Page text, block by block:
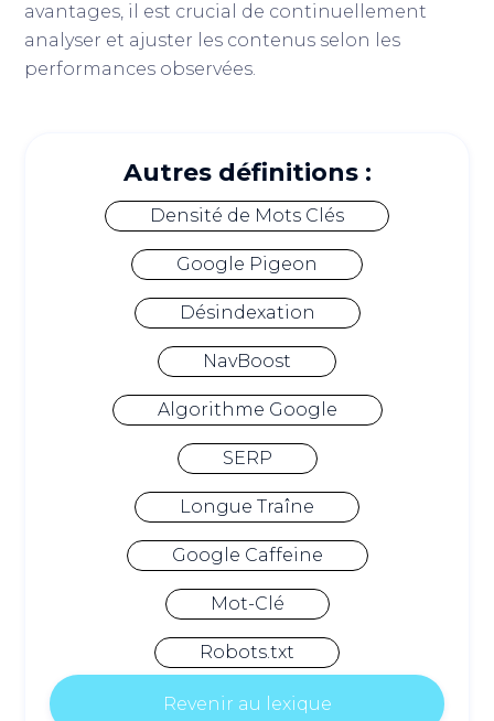
avantages, il est crucial de continuellement
analyser et ajuster les contenus selon les
performances observées.
Autres définitions :
Densité de Mots Clés
Google Pigeon
Désindexation
NavBoost
Algorithme Google
SERP
Longue Traîne
Google Caffeine
Mot-Clé
Robots.txt
Revenir au lexique